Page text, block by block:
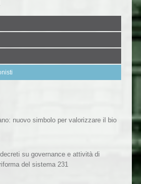
nuovo simbolo per valorizzare il bio
su governance e attività di
del sistema 231